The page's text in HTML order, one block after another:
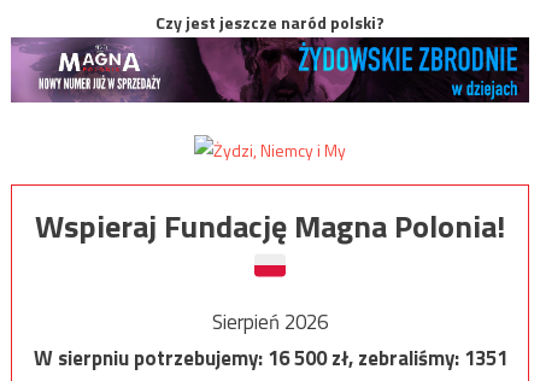
Czy jest jeszcze naród polski?
Wspieraj Fundację Magna Polonia!
Sierpień 2026
W sierpniu potrzebujemy:16 500zł, zebraliśmy:1351